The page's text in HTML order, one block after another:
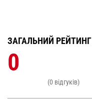
ЗАГАЛЬНИЙ РЕЙТИНГ
0
(0 відгуків)